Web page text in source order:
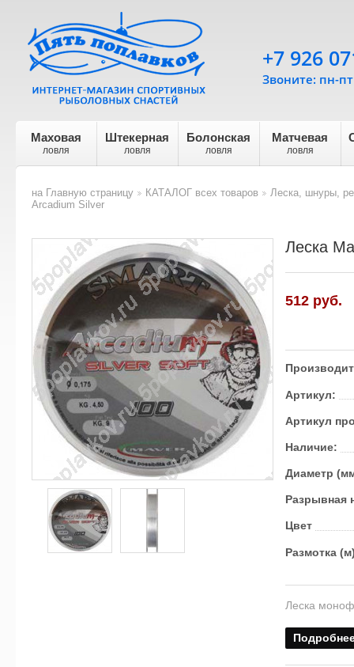
Маховая
ловля
Штекерная
ловля
Болонская
ловля
Матчевая
ловля
+7 926
Звоните: пн-
на Главную страницу
КАТАЛОГ всех товаров
Леска, шнуры,
Arcadium Silver
Леска
512 руб.
Артикул:
Артикул
Наличие:
Диаметр
Разрывная
Цвет
Размотка
Леска